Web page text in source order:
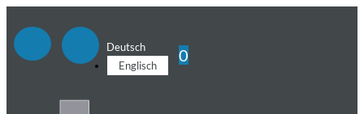
Deutsch
Englisch
0